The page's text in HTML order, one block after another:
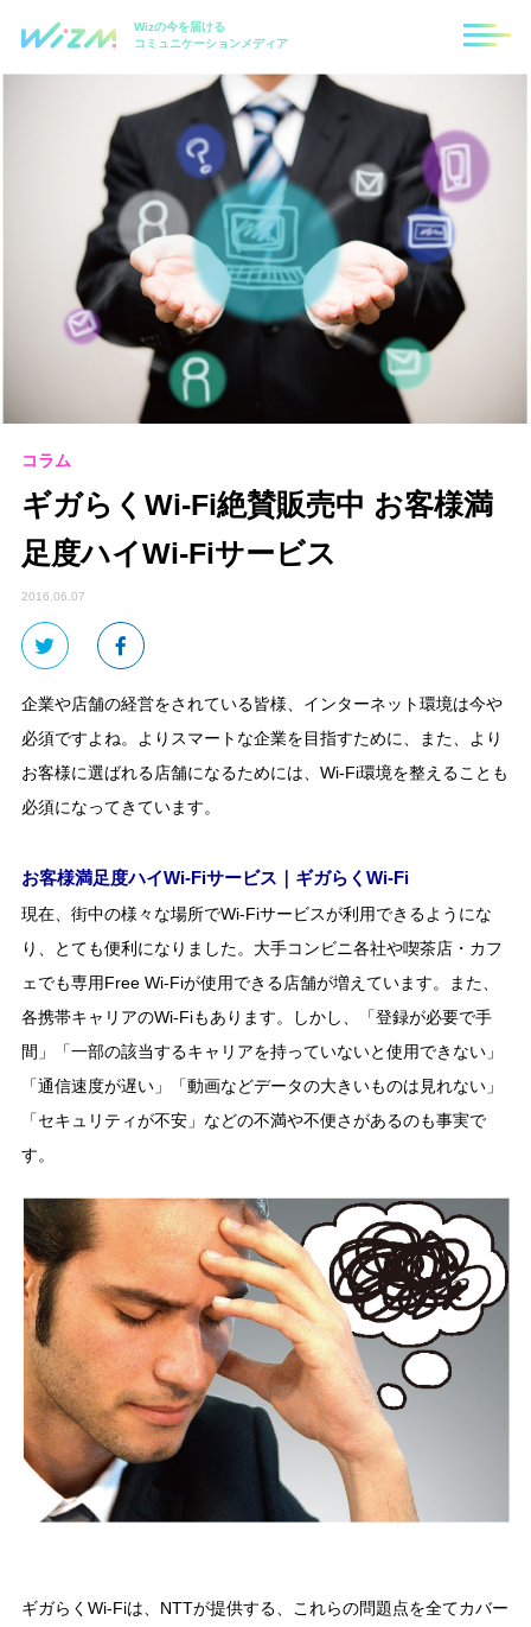
Wizの今を届ける
コミュニケーションメディア
コラム
ギガらくWi-Fi絶賛販売中 お客様満
足度ハイWi-Fiサービス
2016.06.07
企業や店舗の経営をされている皆様、インターネット環境は今や
必須ですよね。よりスマートな企業を目指すために、また、より
お客様に選ばれる店舗になるためには、Wi-Fi環境を整えることも
必須になってきています。
お客様満足度ハイWi-Fiサービス｜ギガらくWi-Fi
現在、街中の様々な場所でWi-Fiサービスが利用できるようにな
り、とても便利になりました。大手コンビニ各社や喫茶店・カフ
ェでも専用Free Wi-Fiが使用できる店舗が増えています。また、
各携帯キャリアのWi-Fiもあります。しかし、「登録が必要で手
間」「一部の該当するキャリアを持っていないと使用できない」
「通信速度が遅い」「動画などデータの大きいものは見れない」
「セキュリティが不安」などの不満や不便さがあるのも事実で
す。
ギガらくWi-Fiは、NTTが提供する、これらの問題点を全てカバー